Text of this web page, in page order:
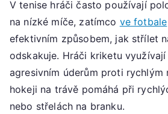
V tenise hráči často používají
na nízké míče, zatímco ve fotbale
efektivním způsobem, jak střílet
odskakuje. Hráči kriketu
agresivním úderům proti rychlým
hokeji na trávě pomáhá při
nebo střelách na branku.